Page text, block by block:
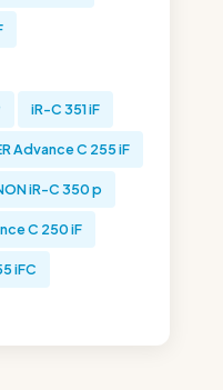
iR-C 351 iF
Advance C 255 iF
iR-C 350 p
C 250 iF
iFC